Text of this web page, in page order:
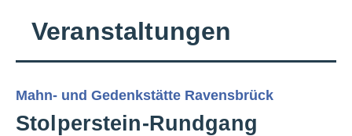
Veranstaltungen
Mahn- und Gedenkstätte Ravensbrück
Stolperstein-Rundgang